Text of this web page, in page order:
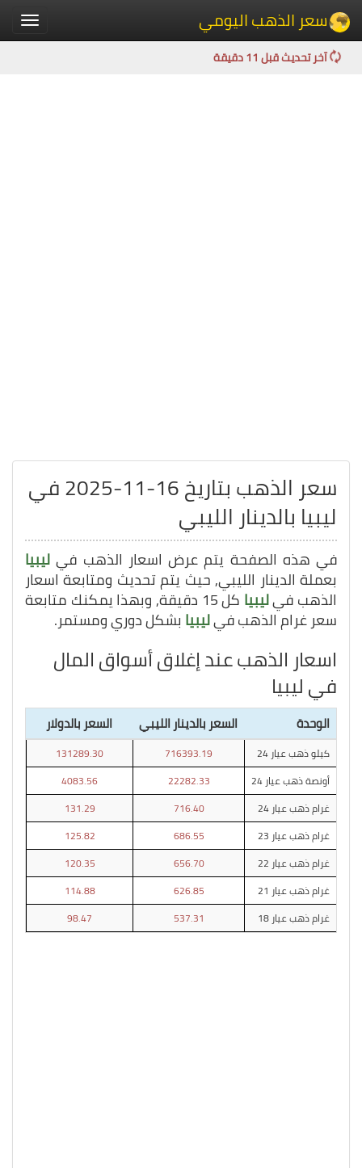
Toggle سعر الذهب اليومي
آخر تحديث قبل 11 دقيقة
سعر الذهب بتاريخ 16-11-2025 في
ليبيا بالدينار الليبي
في هذه الصفحة يتم عرض اسعار الذهب في ليبيا
بعملة الدينار الليبي, حيث يتم تحديث ومتابعة اسعار
الذهب فيليبيا كل 15 دقيقة, وبهذا يمكنك متابعة
سعر غرام الذهب فيليبيا بشكل دوري ومستمر.
اسعار الذهب عند إغلاق أسواق المال
في ليبيا
الوحدة السعر بالدينار الليبي السعر بالدولار
كيلو ذهب عيار 24 716393.19
131289.30
أونصة ذهب عيار 24
22282.33
4083.56
غرام ذهب عيار 24
716.40
131.29
غرام ذهب عيار 23
686.55
125.82
غرام ذهب عيار 22
656.70
120.35
غرام ذهب عيار 21
626.85
114.88
غرام ذهب عيار 18
537.31
98.47